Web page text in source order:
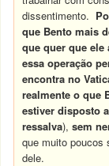
dissentimento.
que Bento mais
que quer que
essa operação
encontra no
realmente o que
estiver disposto
ressalva),sem
que muito poucos
dele.